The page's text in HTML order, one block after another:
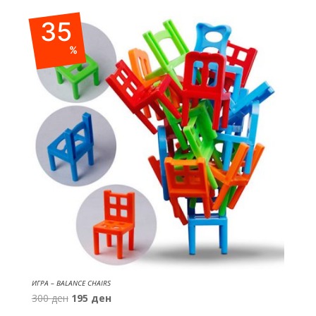
was:
700 ден.
525 ден.
35
%
ИГРА – BALANCE CHAIRS
300ден Original
195 денCurrent